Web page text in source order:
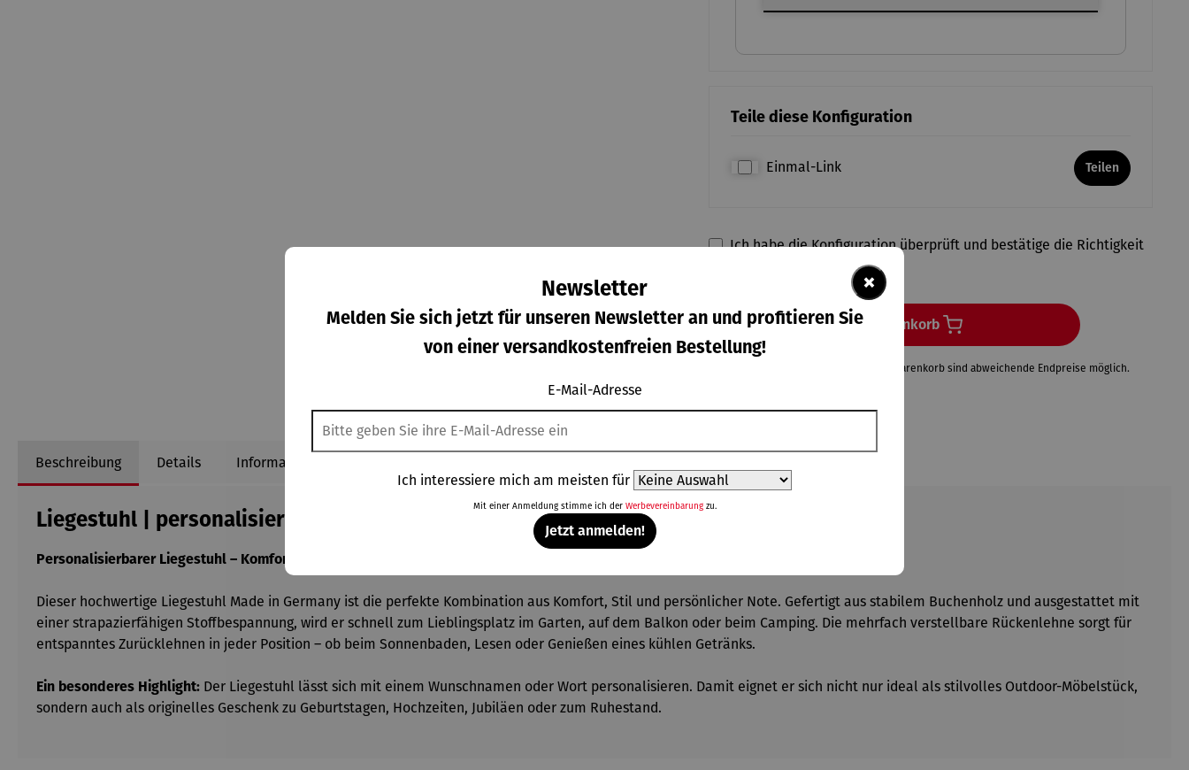
Teile diese Konfiguration
Einmal-Link Teilen
Ich habe die Konfiguration überprüft und bestätige die Richtigkeit
In den Warenkorb
**Aufgrund von Neuberechnungen im Warenkorb sind abweichende Endpreise möglich.
Beschreibung Details Informationen zum Hersteller
Liegestuhl | personalisierbar - RUHRPOTT
Personalisierbarer Liegestuhl – Komfort trifft Individualität
Dieser hochwertige Liegestuhl Made in Germany ist die perfekte Kombination aus Komfort, Stil und persönlicher Note. Gefertigt aus stabilem Buchenholz und ausgestattet mit
einer strapazierfähigen Stoffbespannung, wird er schnell zum Lieblingsplatz im Garten, auf dem Balkon oder beim Camping. Die mehrfach verstellbare Rückenlehne sorgt für
entspanntes Zurücklehnen in jeder Position – ob beim Sonnenbaden, Lesen oder Genießen eines kühlen Getränks.
Ein besonderes Highlight: Der Liegestuhl lässt sich mit einem Wunschnamen oder Wort personalisieren. Damit eignet er sich nicht nur ideal als stilvolles Outdoor-Möbelstück,
sondern auch als originelles Geschenk zu Geburtstagen, Hochzeiten, Jubiläen oder zum Ruhestand.
×
Newsletter
Melden Sie sich jetzt für unseren Newsletter an und profitieren Sie
von einer versandkostenfreien Bestellung!
E-Mail-Adresse
Ich interessiere mich am meisten für
Mit einer Anmeldung stimme ich der Werbevereinbarungzu.
Jetzt anmelden!